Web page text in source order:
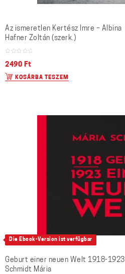
Az ismeretlen Kertész Imre – Albina
Hafner Zoltán (szerk.)
2490 Ft
KOSÁRBA TESZEM
Die Ebook-Version ist verfügbar
Geburt einer neuen Welt 1918-1923
Schmidt Mária